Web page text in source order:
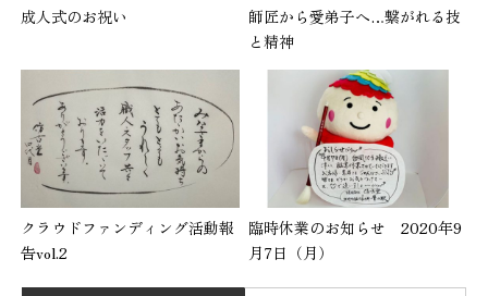
成人式のお祝い
師匠から愛弟子へ…繋がれる技
と精神
クラウドファンディング活動報
告vol.2
臨時休業のお知らせ 2020年9
月7日（月）